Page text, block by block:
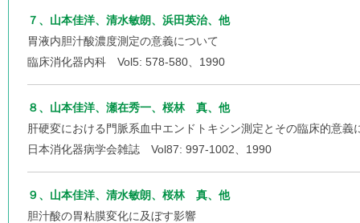
７、山本佳洋、清水敏朗、浜田英治、他
胃液内胆汁酸濃度測定の意義について
臨床消化器内科 Vol5: 578-580、1990
８、山本佳洋、瀬在秀一、桜林 真、他
肝硬変における門脈系血中エンドトキシン測定とその臨床的意義
日本消化器病学会雑誌 Vol87: 997-1002、1990
９、山本佳洋、清水敏朗、桜林 真、他
胆汁酸の胃粘膜変化に及ぼす影響